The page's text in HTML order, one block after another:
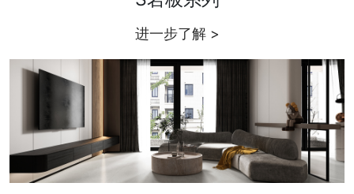
进一步了解 >